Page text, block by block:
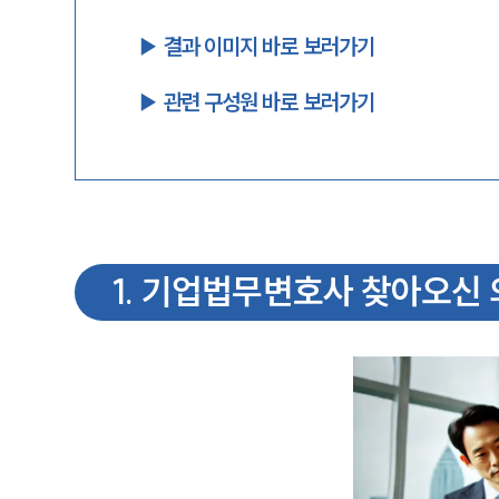
▶︎ 결과 이미지 바로 보러가기
▶︎ 관련 구성원 바로 보러가기
1. 기업법무변호사 찾아오신